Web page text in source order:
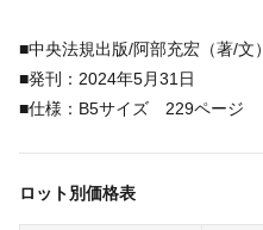
■中央法規出版/阿部充宏（著/文）
■発刊：2024年5月31日
■仕様：B5サイズ 229ページ
ロット別価格表